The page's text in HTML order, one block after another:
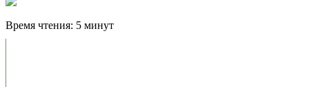
Время чтения: 5 минут